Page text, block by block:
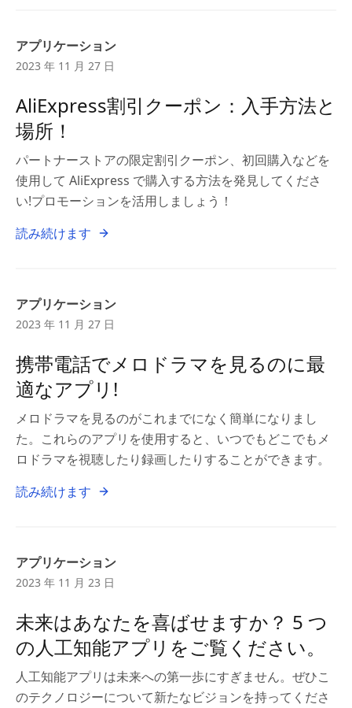
アプリケーション
2023 年 11 月 27 日
AliExpress割引クーポン：入手方法と
場所！
パートナーストアの限定割引クーポン、初回購入などを
使用して AliExpress で購入する方法を発見してくださ
い!プロモーションを活用しましょう！
読み続けます
アプリケーション
2023 年 11 月 27 日
携帯電話でメロドラマを見るのに最
適なアプリ!
メロドラマを見るのがこれまでになく簡単になりまし
た。これらのアプリを使用すると、いつでもどこでもメ
ロドラマを視聴したり録画したりすることができます。
読み続けます
アプリケーション
2023 年 11 月 23 日
未来はあなたを喜ばせますか？ 5 つ
の人工知能アプリをご覧ください。
人工知能アプリは未来への第一歩にすぎません。ぜひこ
のテクノロジーについて新たなビジョンを持ってくださ